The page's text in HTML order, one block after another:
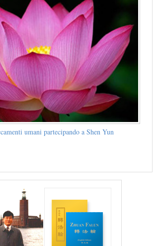
umani partecipando a Shen Yun